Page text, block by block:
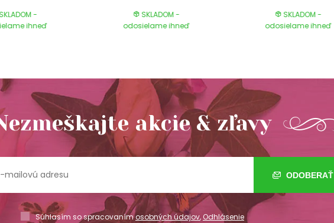
SKLADOM -
ihneď
SKLADOM -
odosielame ihneď
SKLADOM -
odosielame ihneď
akcie & zľavy
ODOBERAŤ
Súhlasím so spracovanímosobných údajov,Odhlásenie